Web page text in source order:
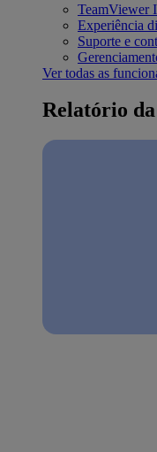
TeamViewer
Experiência
Suporte e
Ver todas as
Relatório